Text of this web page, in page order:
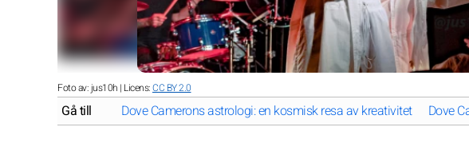
Foto av: jus10h | Licens:CC BY 2.0
Gå till Dove Camerons astrologi: en kosmisk resa av kreativitet Dove